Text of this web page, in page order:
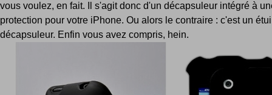
vous voulez, en fait. Il s'agit donc d'un décapsuleur intégré à
protection pour votre iPhone. Ou alors le contraire : c'est un
décapsuleur. Enfin vous avez compris, hein.